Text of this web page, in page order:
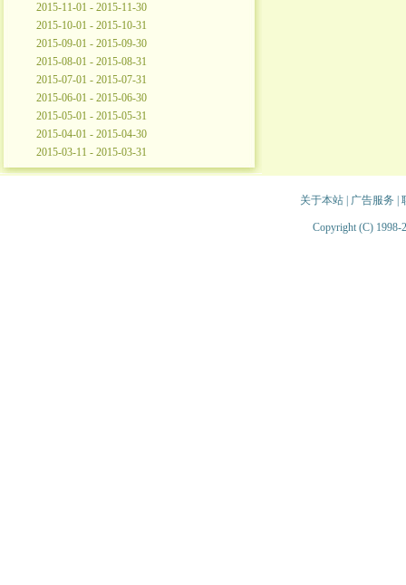
2015-11-01 - 2015-11-30
2015-10-01 - 2015-10-31
2015-09-01 - 2015-09-30
2015-08-01 - 2015-08-31
2015-07-01 - 2015-07-31
2015-06-01 - 2015-06-30
2015-05-01 - 2015-05-31
2015-04-01 - 2015-04-30
2015-03-11 - 2015-03-31
关于本站| 广告服务
Copyright (C) 1998-